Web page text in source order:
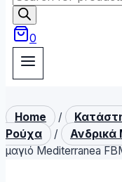
search
0
Home /
Ρούχα
/ Ανδρικά
μαγιό Mediterranea